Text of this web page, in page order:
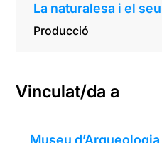
La naturalesa i el
Producció
Vinculat/da a